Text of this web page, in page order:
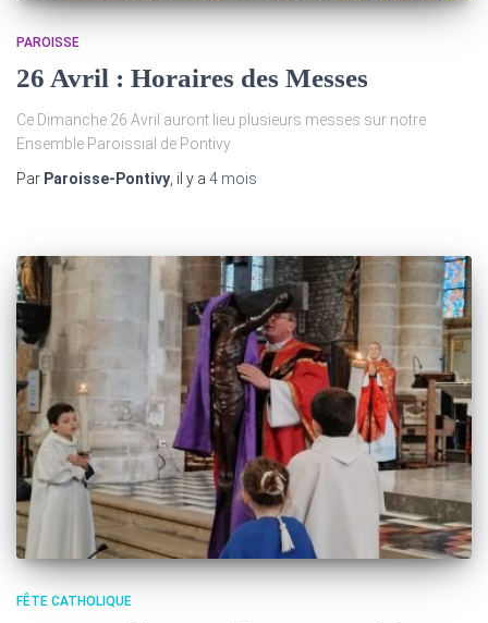
PAROISSE
26 Avril : Horaires des Messes
Ce Dimanche 26 Avril auront lieu plusieurs messes sur notre
Ensemble Paroissial de Pontivy
Par Paroisse-Pontivy , il y a 4 mois
FÊTE CATHOLIQUE